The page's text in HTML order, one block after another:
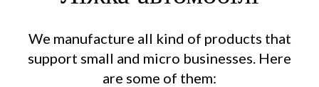
We manufacture all kind of products that
support small and micro businesses. Here
are some of them: